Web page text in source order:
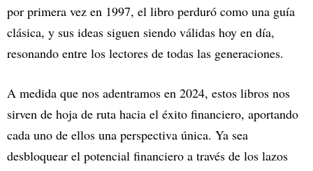
por primera vez en 1997, el libro perduró como una guía
clásica, y sus ideas siguen siendo válidas hoy en día,
resonando entre los lectores de todas las generaciones.
A medida que nos adentramos en 2024, estos libros nos
sirven de hoja de ruta hacia el éxito financiero, aportando
cada uno de ellos una perspectiva única. Ya sea
desbloquear el potencial financiero a través de los lazos